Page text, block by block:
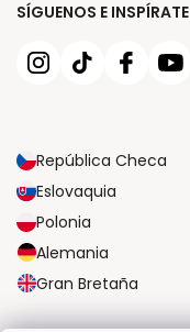
SÍGUENOS E INSPÍRATE
República Checa
Eslovaquia
Polonia
Alemania
Gran Bretaña